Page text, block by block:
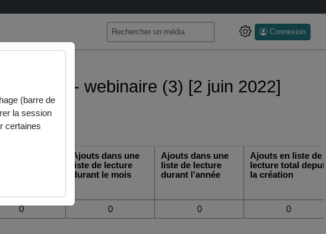
Connexion
- webinaire (3) [2 juin 2022]
Ajouts dans une
liste de lecture
durant le mois
Ajouts dans une
liste de lecture
durant l’année
Ajouts en liste de
lecture total
la création
0 0 0 0
(barre de
la session
certaines